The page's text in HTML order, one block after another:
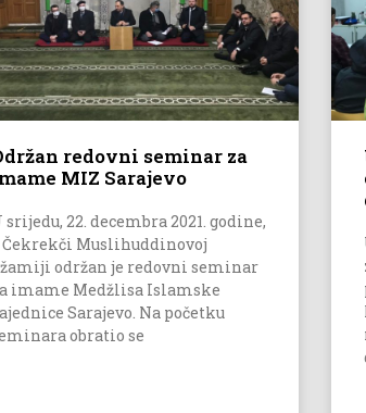
redovni seminar za
MIZ Sarajevo
srijedu, 22. decembra 2021. godine,
Čekrekči Muslihuddinovoj
održan je redovni seminar
imame Medžlisa Islamske
Sarajevo. Na početku
obratio se